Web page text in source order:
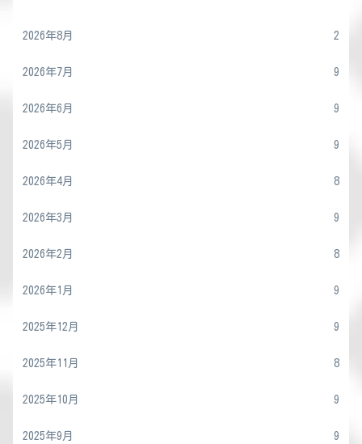
2026年8月 2
2026年7月 9
2026年6月 9
2026年5月 9
2026年4月 8
2026年3月 9
2026年2月 8
2026年1月 9
2025年12月 9
2025年11月 8
2025年10月 9
2025年9月 9